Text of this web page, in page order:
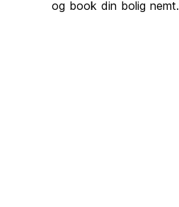
og book din bolig nemt.